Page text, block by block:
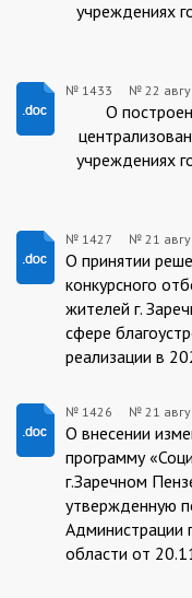
учреждениях
1433/22.08.2025
№ 1433 № 22
О
учреждениях
1427/21.08.2025
№ 1427 № 21
О принятии
конкурсного
жителей г.
сфере
реализации в
1426/21.08.2025
№ 1426 № 21
О внесении
программу
г.Заречном
утвержденную
Администрации
области от